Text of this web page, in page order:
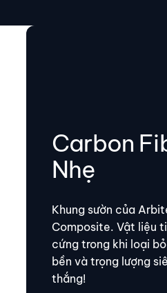
Carbon
Nhẹ
Khung sườn của
Composite. Vật liệu
cứng trong khi loại
bền và trọng lượng
thắng!